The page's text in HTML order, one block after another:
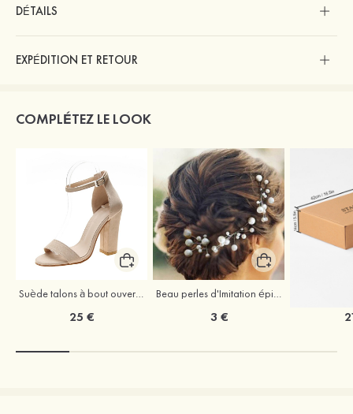
DÉTAILS
EXPÉDITION ET RETOUR
COMPLÉTEZ LE LOOK
Suède talons à bout ouvert sandales talon bottier chaussures pour les soirées
25 €
Beau perles d'Imitation épingles à cheveux coiffe
3 €